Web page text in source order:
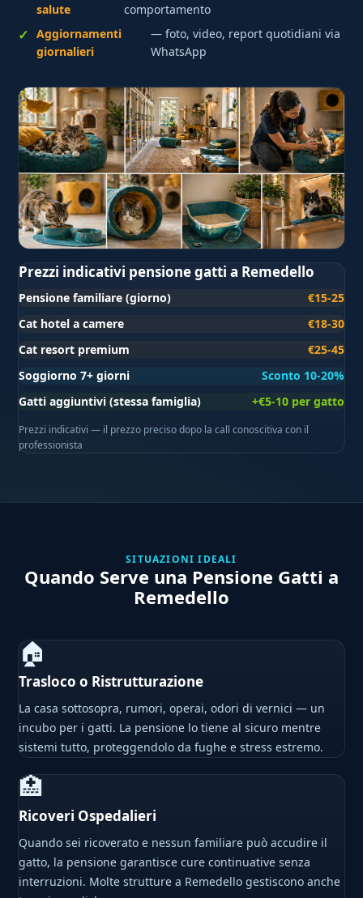
salute
comportamento
Aggiornamenti
giornalieri
— foto, video, report quotidiani via
WhatsApp
Prezzi indicativi pensione gatti a Remedello
Pensione familiare (giorno)
€15-25
Cat hotel a camere
€18-30
Cat resort premium
€25-45
Soggiorno 7+ giorni
Sconto 10-20%
Gatti aggiuntivi (stessa famiglia)
+€5-10 per gatto
Prezzi indicativi — il prezzo preciso dopo la call conoscitiva con il
professionista
SITUAZIONI IDEALI
Quando Serve una Pensione Gatti a
Remedello
🏠
Trasloco o Ristrutturazione
La casa sottosopra, rumori, operai, odori di vernici — un
incubo per i gatti. La pensione lo tiene al sicuro mentre
sistemi tutto, proteggendolo da fughe e stress estremo.
🏥
Ricoveri Ospedalieri
Quando sei ricoverato e nessun familiare può accudire il
gatto, la pensione garantisce cure continuative senza
interruzioni. Molte strutture a Remedello gestiscono anche